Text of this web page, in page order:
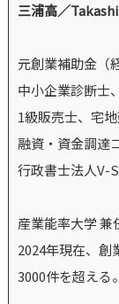
三浦高／
元創業補助金（
中小企業診断士
1級販売士、宅地
融資・資金調達
行政書士法人
産業能率大学 兼
2024年現在、創
3000件を超える。